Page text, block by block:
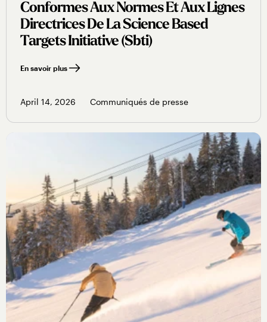
Conformes Aux Normes Et Aux Lignes
Directrices De La Science Based
Targets Initiative (sbti)
En savoir plus
April 14, 2026 Communiqués de presse